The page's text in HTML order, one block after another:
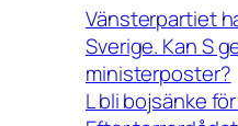
Vänsterpartiet
Sverige. Kan S
ministerposter?
L bli bojsänke